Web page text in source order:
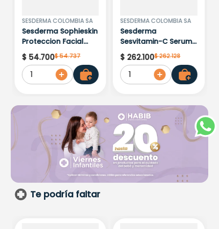
SESDERMA COLOMBIA SA
Sesderma Sophieskin
Proteccion Facial
Kids Hypoallergenic
Spf 500 Moisturising
$ 54.700$54.737
1
SESDERMA COLOMBIA SA
Sesderma
Sesvitamin-C Serum
Liposomado x 30ml
$ 262.100$262.128
1
Te podría faltar